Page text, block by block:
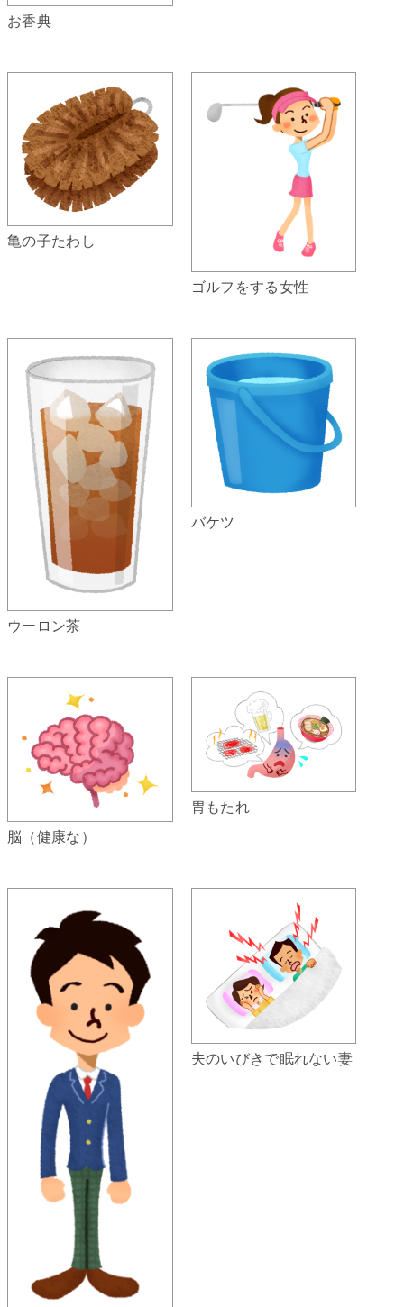
お香典
亀の子たわし
ゴルフをする女性
ウーロン茶
バケツ
脳（健康な）
胃もたれ
夫のいびきで眠れない妻